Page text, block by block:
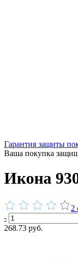
Гарантия защиты
Ваша покупка
Икона
2
-
268.73 руб.